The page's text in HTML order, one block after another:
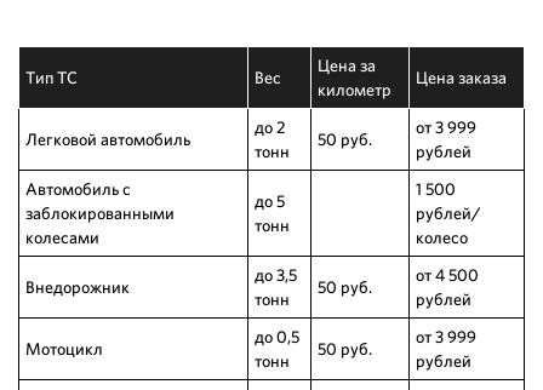
Тип ТС Вес
Цена за
километр
Цена заказа
Легковой автомобиль
до 2
тонн
50 руб.
от 3 999
рублей
Автомобиль с
заблокированными
колесами
до 5
тонн
1 500
рублей/
колесо
Внедорожник
до 3,5
тонн
50 руб.
от 4 500
рублей
Мотоцикл
до 0,5
тонн
50 руб.
от 3 999
рублей